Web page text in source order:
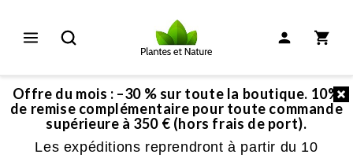
Offre du mois : –30 % sur toute la boutique. 10%
de remise complémentaire pour toute commande
supérieure à 350 € (hors frais de port).
Les expéditions reprendront à partir du 10